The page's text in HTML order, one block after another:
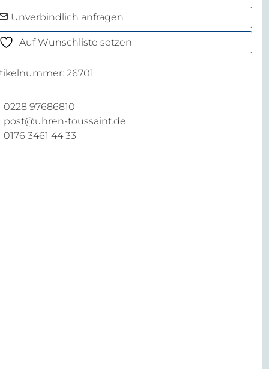
Unverbindlich anfragen
Auf Wunschliste setzen
26701
0228 97686810
post@uhren-toussaint.de
0176 3461 44 33